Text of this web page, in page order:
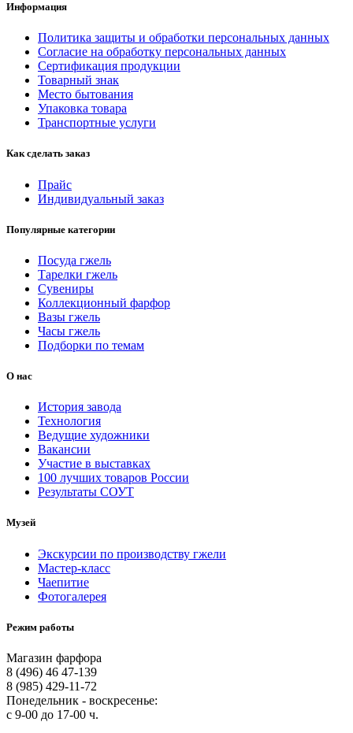
Информация
Политика защиты и обработки персональных данных
Согласие на обработку персональных данных
Сертификация продукции
Товарный знак
Место бытования
Упаковка товара
Транспортные услуги
Как сделать заказ
Прайс
Индивидуальный заказ
Популярные категории
Посуда гжель
Тарелки гжель
Сувениры
Коллекционный фарфор
Вазы гжель
Часы гжель
Подборки по темам
О нас
История завода
Технология
Ведущие художники
Вакансии
Участие в выставках
100 лучших товаров России
Результаты СОУТ
Музей
Экскурсии по производству гжели
Мастер-класс
Чаепитие
Фотогалерея
Режим работы
Магазин фарфора
8 (496) 46 47-139
8 (985) 429-11-72
Понедельник - воскресенье:
с 9-00 до 17-00 ч.